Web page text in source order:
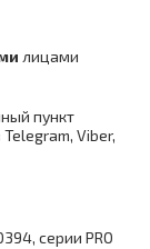
лицами
пункт
Viber,
серии PRO